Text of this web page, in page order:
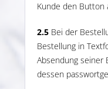
Kunde den Button
2.5 Bei der
Bestellung in
Absendung seiner
dessen